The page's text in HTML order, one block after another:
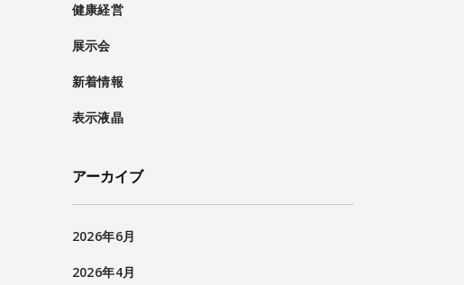
健康経営
展示会
新着情報
表示液晶
アーカイブ
2026年6月
2026年4月